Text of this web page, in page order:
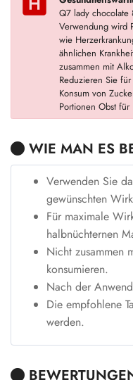
Q7 lady chocolate
Verwendung wird
wie
ähnlichen
zusammen mit
Reduzieren Sie
Konsum von
Portionen Obst
WIE MAN ES
Verwenden Sie
gewünschten
Für maximale
halbnüchternen
Nicht zusammen
konsumieren.
Nach der
Die empfohlene
werden.